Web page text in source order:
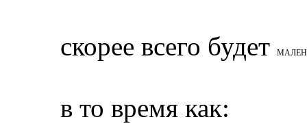
скорее всего будет
в то время как: